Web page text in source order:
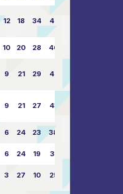
12 18 34 45:63
10 20 28 46:73
9 21 29 41:70
9 21 27 43:73
6 24 23 38:76
6 24 19 31:80
3 27 10 25:87